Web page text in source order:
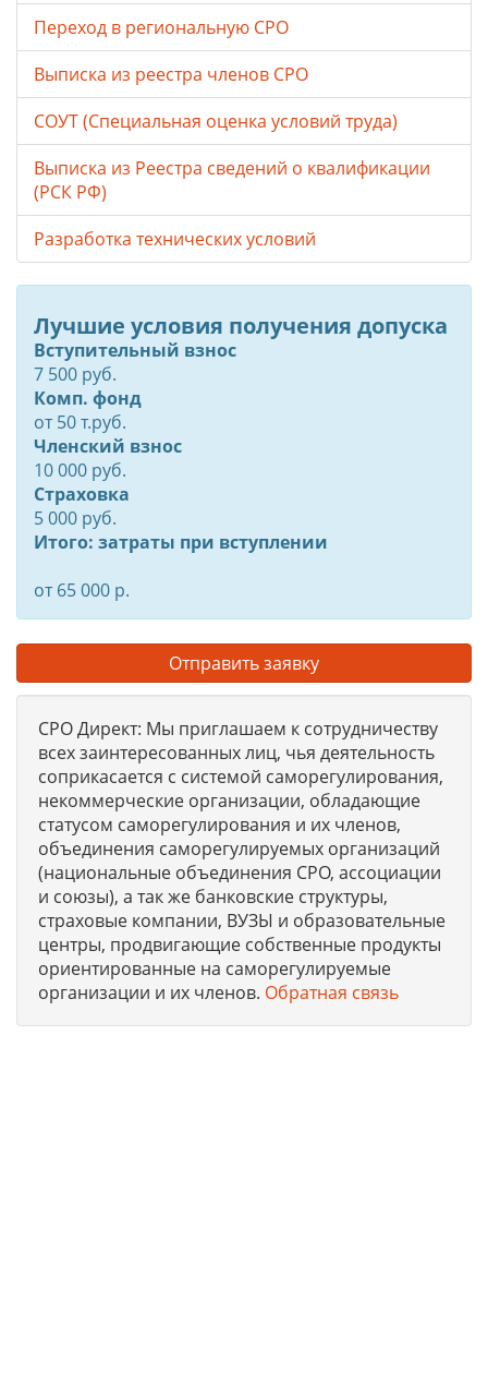
Переход в региональную СРО
Выписка из реестра членов СРО
СОУТ (Специальная оценка условий труда)
Выписка из Реестра сведений о квалификации
(РСК РФ)
Разработка технических условий
Лучшие условия получения допуска
Вступительный взнос
7 500 руб.
Комп. фонд
от50т.руб.
Членский взнос
10 000 руб.
Страховка
5 000 руб.
Итого: затраты при вступлении
от 65 000 р.
Отправить заявку
СРО Директ: Мы приглашаем к сотрудничеству
всех заинтересованных лиц, чья деятельность
соприкасается с системой саморегулирования,
некоммерческие организации, обладающие
статусом саморегулирования и их членов,
объединения саморегулируемых организаций
(национальные объединения СРО, ассоциации
и союзы), а так же банковские структуры,
страховые компании, ВУЗЫ и образовательные
центры, продвигающие собственные продукты
ориентированные на саморегулируемые
организации и их членов. Обратная связь